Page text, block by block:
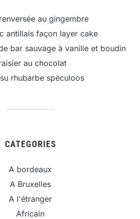
au gingembre
antillais façon layer cake
bar sauvage à vanille et boudin
au chocolat
rhubarbe spéculoos
CATEGORIES
A bordeaux
A Bruxelles
A l'étranger
Africain